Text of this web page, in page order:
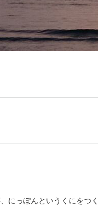
にっぽんというくにをつ